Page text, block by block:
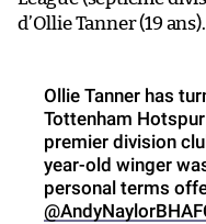
d’Ollie Tanner (19 ans).
Ollie Tanner has
Tottenham
premier division
year-old winger
personal terms